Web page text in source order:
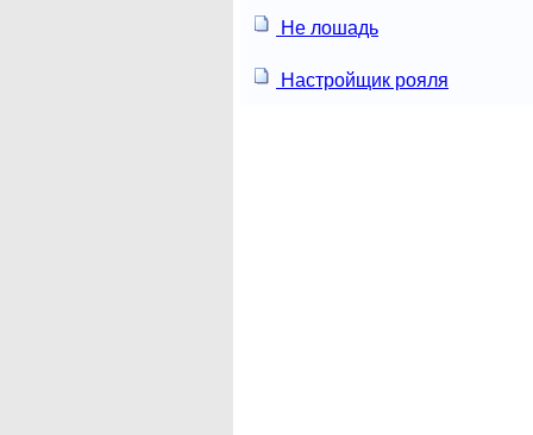
Не лошадь
Настройщик рояля